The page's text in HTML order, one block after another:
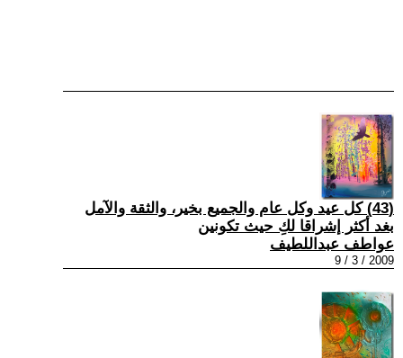
(43) كل عيد وكل عام والجميع بخير، والثقة والآمل
بغد أكثر إشراقا لكِ حيث تكونين
عواطف عبداللطيف
2009 / 3 / 9